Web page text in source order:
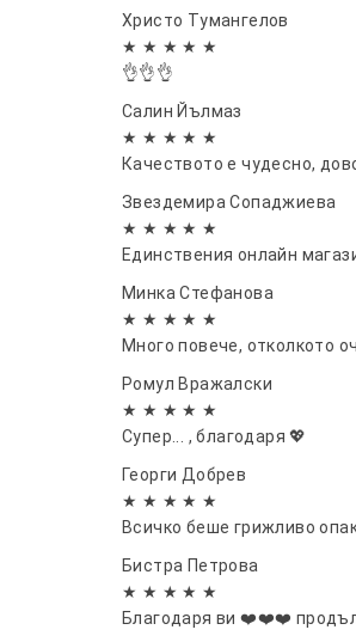
Христо Тумангелов
★ ★ ★ ★ ★
👌👌👌
Салин Йълмаз
★ ★ ★ ★ ★
Качеството е чудесно,
Звездемира Сопаджиева
★ ★ ★ ★ ★
Единствения онлайн
Минка Стефанова
★ ★ ★ ★ ★
Много повече, отколкото
Ромул Вражалски
★ ★ ★ ★ ★
Супер... , благодаря 💖
Георги Добрев
★ ★ ★ ★ ★
Всичко беше грижливо
Бистра Петрова
★ ★ ★ ★ ★
Благодаря ви ❤️❤️❤️